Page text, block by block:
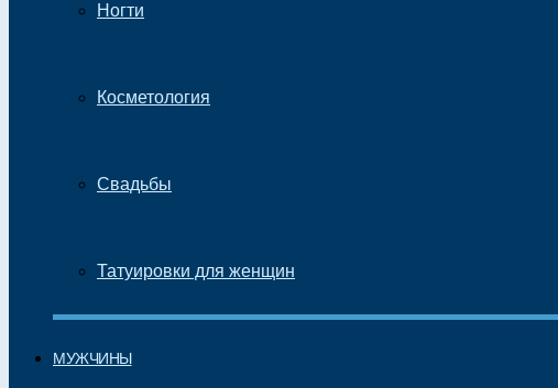
Ногти
Косметология
Свадьбы
Татуировки для женщин
МУЖЧИНЫ